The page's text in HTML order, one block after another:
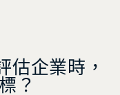
估企業時，
？